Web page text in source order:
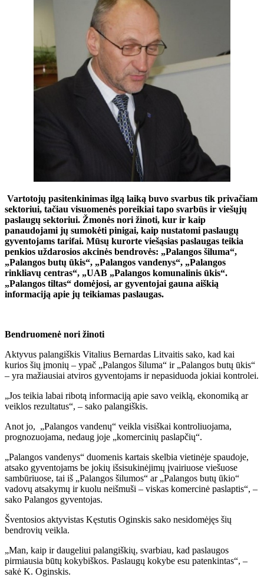
Vartotojų pasitenkinimas ilgą laiką buvo svarbus tik privačiam
sektoriui, tačiau visuomenės poreikiai tapo svarbūs ir viešųjų
paslaugų sektoriui. Žmonės nori žinoti, kur ir kaip
panaudojami jų sumokėti pinigai, kaip nustatomi paslaugų
gyventojams tarifai. Mūsų kurorte viešąsias paslaugas teikia
penkios uždarosios akcinės bendrovės: „Palangos šiluma“,
„Palangos butų ūkis“, „Palangos vandenys“, „Palangos
rinkliavų centras“, „UAB „Palangos komunalinis ūkis“.
„Palangos tiltas“ domėjosi, ar gyventojai gauna aiškią
informaciją apie jų teikiamas paslaugas.
Bendruomenė nori žinoti
Aktyvus palangiškis Vitalius Bernardas Litvaitis sako, kad kai
kurios šių įmonių – ypač „Palangos šiluma“ ir „Palangos butų ūkis“
– yra mažiausiai atviros gyventojams ir nepasiduoda jokiai kontrolei.
„Jos teikia labai ribotą informaciją apie savo veiklą, ekonomiką ar
veiklos rezultatus“, – sako palangiškis.
Anot jo, „Palangos vandenų“ veikla visiškai kontroliuojama,
prognozuojama, nedaug joje „komercinių paslapčių“.
„Palangos vandenys“ duomenis kartais skelbia vietinėje spaudoje,
atsako gyventojams be jokių išsisukinėjimų įvairiuose viešuose
sambūriuose, tai iš „Palangos šilumos“ ar „Palangos butų ūkio“
vadovų atsakymų ir kuolu neišmuši – viskas komercinė paslaptis“, –
sako Palangos gyventojas.
Šventosios aktyvistas Kęstutis Oginskis sako nesidomėjęs šių
bendrovių veikla.
„Man, kaip ir daugeliui palangiškių, svarbiau, kad paslaugos
pirmiausia būtų kokybiškos. Paslaugų kokybe esu patenkintas“, –
sakė K. Oginskis.